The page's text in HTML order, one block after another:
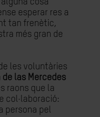
esperar res a
tan frenètic,
més gran de
les voluntàries
de las Mercedes
raons que la
col·laboració:
persona pel